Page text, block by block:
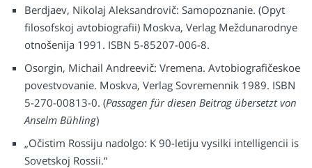
Berdjaev, Nikolaj Aleksandrovič: Samopoznanie. (Opyt
filosofskoj avtobiografii) Moskva, Verlag Meždunarodnye
otnošenija 1991. ISBN 5-85207-006-8.
Osorgin, Michail Andreevič: Vremena. Avtobiografičeskoe
povestvovanie. Moskva, Verlag Sovremennik 1989. ISBN
5-270-00813-0. (Passagen für diesen Beitrag übersetzt von
Anselm Bühling)
„Očistim Rossiju nadolgo: K 90-letiju vysilki intelligencii is
Sovetskoj Rossii.“